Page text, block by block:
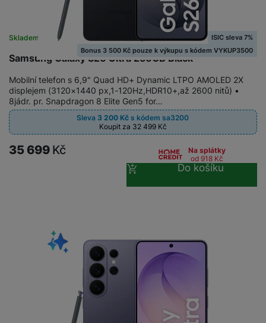
Samsung Galaxy S26 Ultra 256GB Black
Skladem na 17 prodejnách
ISIC sleva 7%
Bonus 3 500 Kč pouze k výkupu s kódem VYKUP3500
Mobilní telefon s 6,9" Quad HD+ Dynamic LTPO AMOLED 2X
displejem (3120×1440 px,1-120Hz,HDR10+,až 2600 nitů) •
8jádr. pr. Snapdragon 8 Elite Gen5 for…
Sleva 3 200Kč s kódemsa3200
Koupit za 32 499 Kč
35 699 Kč
Na splátky
od 918 Kč
Do košíku